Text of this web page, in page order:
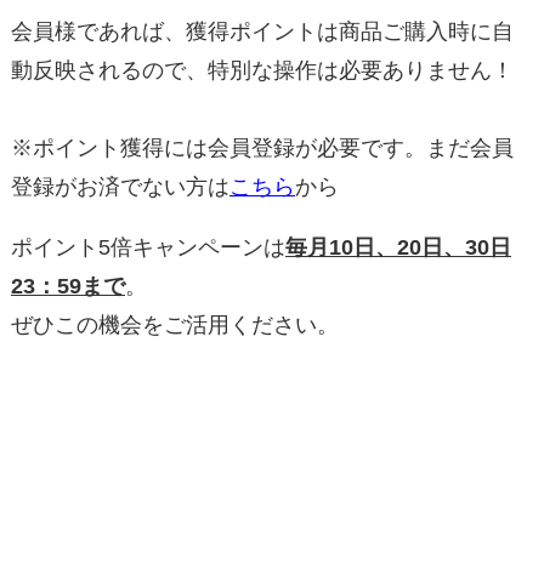
会員様であれば、獲得ポイントは商品ご購入時に自
動反映されるので、特別な操作は必要ありません！
※ポイント獲得には会員登録が必要です。まだ会員
登録がお済でない方はこちらから
ポイント5倍キャンペーンは毎月10日、20日、30日
23：59まで。
ぜひこの機会をご活用ください。